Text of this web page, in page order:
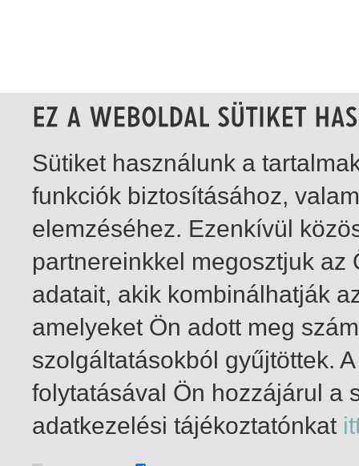
1-1 / összesen 1 találat
Sütiket használunk a
funkciók biztosításához,
elemzéséhez. Ezenkívül
partnereinkkel megosztjuk
adatait, akik kombinálhatják
amelyeket Ön adott meg
szolgáltatásokból gyűjtöttek.
folytatásával Ön hozzájárul a
adatkezelési tájékoztatónkat